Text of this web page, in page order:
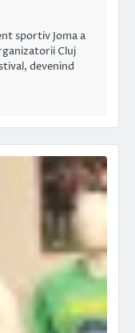
sportiv Joma a
Cluj
devenind